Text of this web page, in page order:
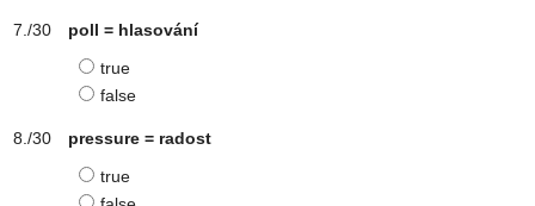
poll = hlasování
true
false
pressure = radost
true